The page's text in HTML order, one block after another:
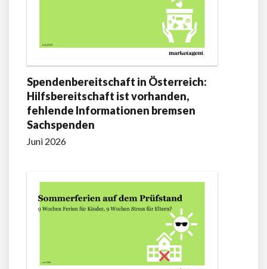
Spendenbereitschaft in Österreich:
Hilfsbereitschaft ist vorhanden,
fehlende Informationen bremsen
Sachspenden
Juni 2026